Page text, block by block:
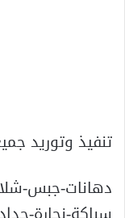
تنفيذ وتوريد
دهانات-جبس-